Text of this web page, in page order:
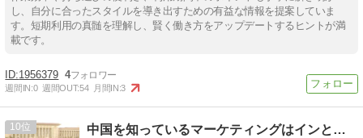
し、自分に合ったスタイルを導き出すための有益な情報を提案していま
す。短期利用の真髄を理解し、賢く働き方をアップデートするヒントが満
載です。
1956379 4
週間IN:0 週間OUT:54 月間IN:3
10 中国を知っているマーケティングはインとかアウトとか関係無い